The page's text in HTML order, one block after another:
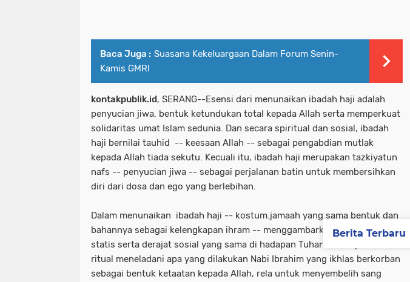
Baca Juga : Suasana Kekeluargaan Dalam Forum Senin-
Kamis GMRI
kontakpublik.id, SERANG--Esensi dari menunaikan ibadah haji adalah
penyucian jiwa, bentuk ketundukan total kepada Allah serta memperkuat
solidaritas umat Islam sedunia. Dan secara spiritual dan sosial, ibadah
haji bernilai tauhid -- keesaan Allah -- sebagai pengabdian mutlak
kepada Allah tiada sekutu. Kecuali itu, ibadah haji merupakan tazkiyatun
nafs -- penyucian jiwa -- sebagai perjalanan batin untuk membersihkan
diri dari dosa dan ego yang berlebihan.
Dalam menunaikan ibadah haji -- kostum.jamaah yang sama bentuk dan
bahannya sebagai kelengkapan ihram -- menggambarkan kesamaan
statis serta derajat sosial yang sama di hadapan Tuhan. Lalu upacara
ritual meneladani apa yang dilakukan Nabi Ibrahim yang ikhlas berkorban
sebagai bentuk ketaatan kepada Allah, rela untuk menyembelih sang
Berita Terbaru